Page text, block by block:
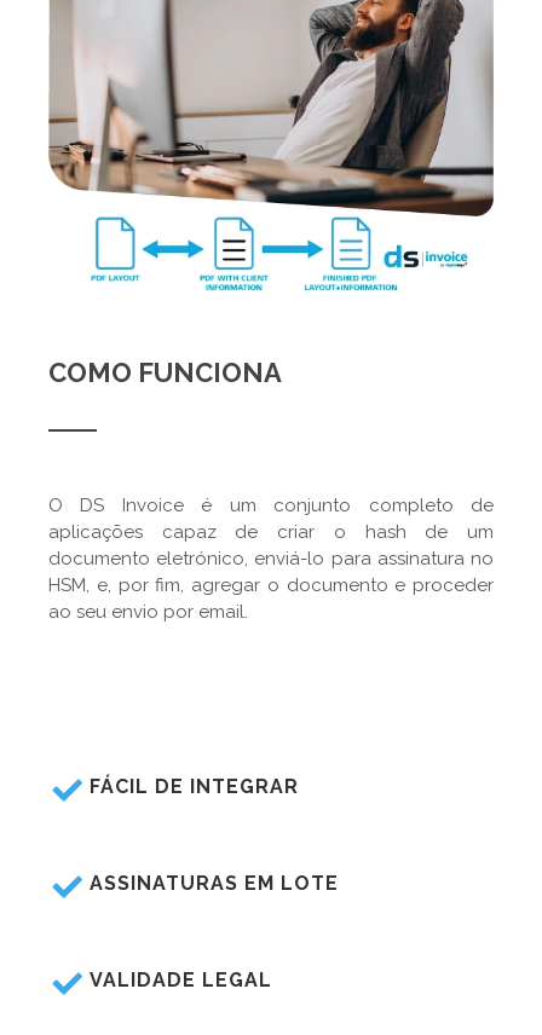
COMO FUNCIONA
O DS Invoice é um conjunto completo de
aplicações capaz de criar o hash de um
documento eletrónico, enviá-lo para assinatura no
HSM, e, por fim, agregar o documento e proceder
ao seu envio por email.
FÁCIL DE INTEGRAR
ASSINATURAS EM LOTE
VALIDADE LEGAL